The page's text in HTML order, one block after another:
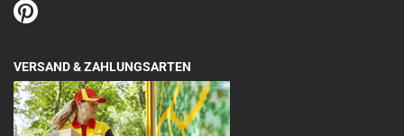
VERSAND & ZAHLUNGSARTEN